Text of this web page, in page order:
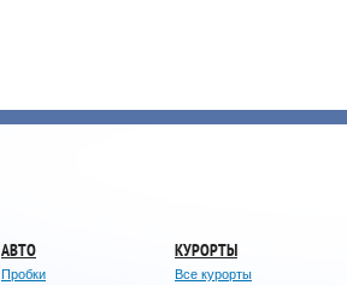
АВТО
Пробки
КУРОРТЫ
Все курорты